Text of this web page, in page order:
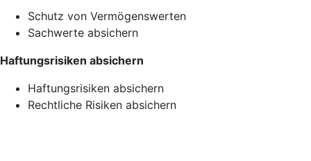
Schutz von Vermögenswerten
Sachwerte absichern
Haftungsrisiken absichern
Haftungsrisiken absichern
Rechtliche Risiken absichern